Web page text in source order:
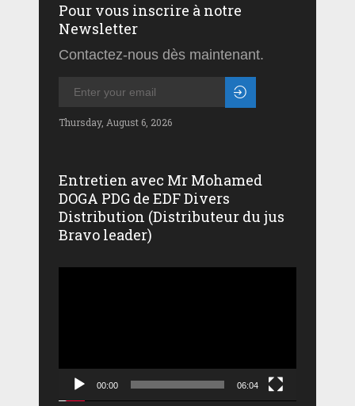
Pour vous inscrire à notre
Newsletter
Contactez-nous dès maintenant.
Thursday, August 6, 2026
Entretien avec Mr Mohamed
DOGA PDG de EDF Divers
Distribution (Distributeur du jus
Bravo leader)
00:00 06:04